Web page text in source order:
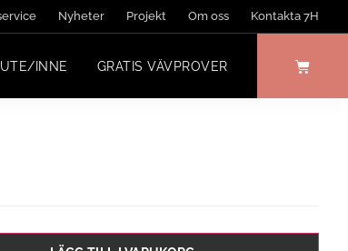
Nyheter Projekt Om oss Kontakta 7H
INNE GRATIS VÄVPROVER